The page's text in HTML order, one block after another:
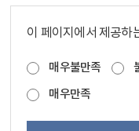
이 페이지에서 제공하
매우불만족
매우만족